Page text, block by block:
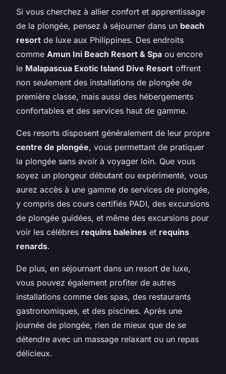
Si vous cherchez à allier confort et apprentissage
de la plongée, pensez à séjourner dans un beach
resort de luxe aux Philippines. Des endroits
comme Amun Ini Beach Resort & Spa ou encore
le Malapascua Exotic Island Dive Resort offrent
non seulement des installations de plongée de
première classe, mais aussi des hébergements
confortables et des services haut de gamme.
Ces resorts disposent généralement de leur propre
centre de plongée, vous permettant de pratiquer
la plongée sans avoir à voyager loin. Que vous
soyez un plongeur débutant ou expérimenté, vous
aurez accès à une gamme de services de plongée,
y compris des cours certifiés PADI, des excursions
de plongée guidées, et même des excursions pour
voir les célèbres requins baleines et requins
renards.
De plus, en séjournant dans un resort de luxe,
vous pouvez également profiter de autres
installations comme des spas, des restaurants
gastronomiques, et des piscines. Après une
journée de plongée, rien de mieux que de se
détendre avec un massage relaxant ou un repas
délicieux.